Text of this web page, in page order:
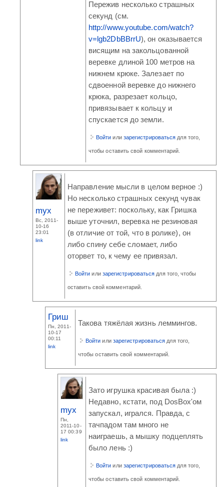
Пережив несколько страшных
секунд (см.
http://www.youtube.com/watch?
v=lgb2DbBBrrU), он оказывается
висящим на закольцованной
веревке длиной 100 метров на
нижнем крюке. Залезает по
сдвоенной веревке до нижнего
крюка, разрезает кольцо,
привязывает к кольцу и
спускается до земли.
Войти или зарегистрироваться для того,
чтобы оставить свой комментарий.
myx
Вс, 2011-
10-16
23:01
link
Направление мысли в целом верное :)
Но несколько страшных секунд чувак
не переживет: поскольку, как Гришка
выше уточнил, веревка не резиновая
(в отличие от той, что в ролике), он
либо спину себе сломает, либо
оторвет то, к чему ее привязал.
Войти или зарегистрироваться для того, чтобы
оставить свой комментарий.
Гриш
Пн, 2011-
10-17
00:11
link
Такова тяжёлая жизнь леммингов.
Войти или зарегистрироваться для того,
чтобы оставить свой комментарий.
myx
Пн,
2011-10-
17 00:39
link
Зато игрушка красивая была :)
Недавно, кстати, под DosBox'ом
запускал, игрался. Правда, с
тачпадом там много не
наиграешь, а мышку подцеплять
было лень :)
Войти или зарегистрироваться для того,
чтобы оставить свой комментарий.